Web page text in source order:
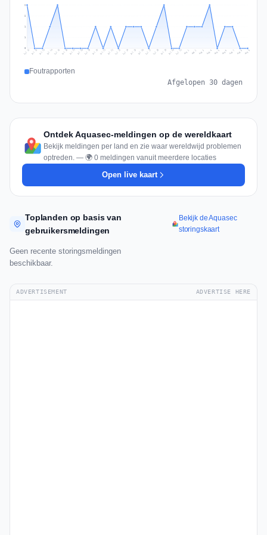
1
1
2
2
Jul 11 Jul 12 Jul 13 Jul 14 Jul 15 Jul 16 Jul 17 Jul 18 Jul 19 Jul 20 Jul 21 Jul 22 Jul 23 Jul 24 Jul 25 Jul 26 Jul 27 Jul 28 Jul 29 Jul 30 Jul 31 Aug 1 Aug 2 Aug 3 Aug 4 Aug 5 Aug 6 Aug 7 Aug 8 Aug 9
Foutrapporten
Afgelopen 30 dagen
Ontdek Aquasec-meldingen op de wereldkaart
Bekijk meldingen per land en zie waar wereldwijd problemen
optreden. — 🌍 0 meldingen vanuit meerdere locaties
Open live kaart
Toplanden op basis van
gebruikersmeldingen
Bekijk de Aquasec
storingskaart
Geen recente storingsmeldingen
beschikbaar.
ADVERTISEMENT ADVERTISE HERE